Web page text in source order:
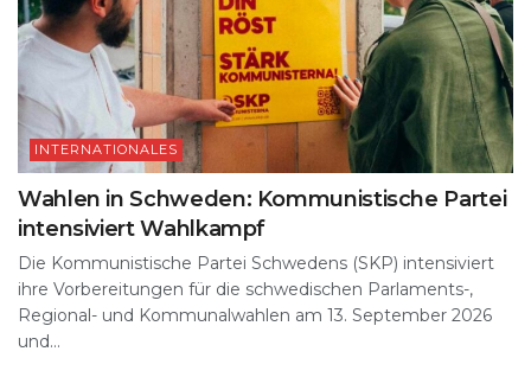
INTERNATIONALES
Wahlen in Schweden: Kommunistische Partei
intensiviert Wahlkampf
Die Kommunistische Partei Schwedens (SKP) intensiviert
ihre Vorbereitungen für die schwedischen Parlaments-,
Regional- und Kommunalwahlen am 13. September 2026
und...